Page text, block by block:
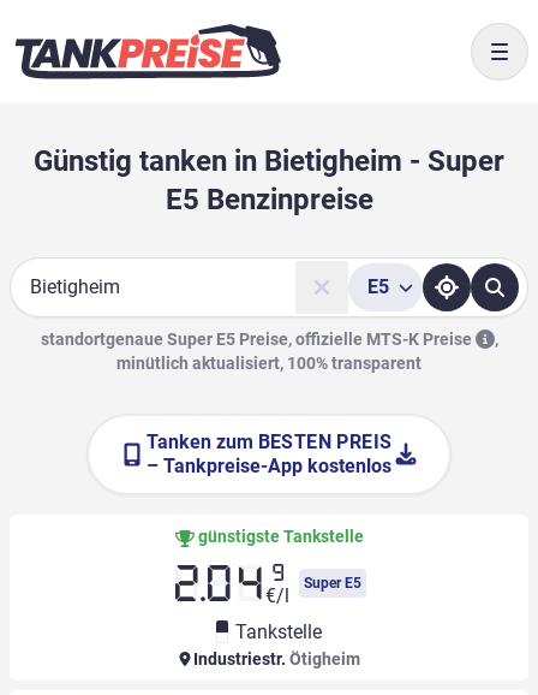
Günstig tanken in Bietigheim - Super
E5 Benzinpreise
Suche
E5
standortgenaue Super E5 Preise, offizielle MTS-K Preise
,
minütlich aktualisiert, 100% transparent
Tanken zum BESTEN PREIS
– Tankpreise-App kostenlos
günstigste Tankstelle
2.04 9
€/l
Super E5
Tankstelle
Industriestr. Ötigheim